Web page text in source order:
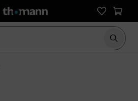
Iniciar